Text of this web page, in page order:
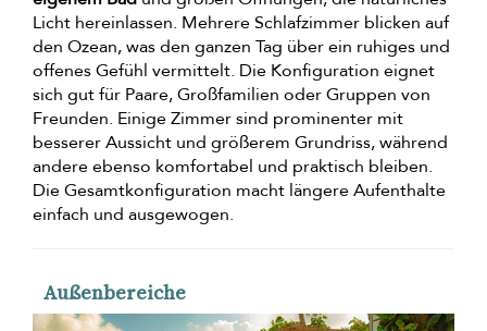
Licht hereinlassen. Mehrere Schlafzimmer blicken auf
den Ozean, was den ganzen Tag über ein ruhiges und
offenes Gefühl vermittelt. Die Konfiguration eignet
sich gut für Paare, Großfamilien oder Gruppen von
Freunden. Einige Zimmer sind prominenter mit
besserer Aussicht und größerem Grundriss, während
andere ebenso komfortabel und praktisch bleiben.
Die Gesamtkonfiguration macht längere Aufenthalte
einfach und ausgewogen.
Außenbereiche